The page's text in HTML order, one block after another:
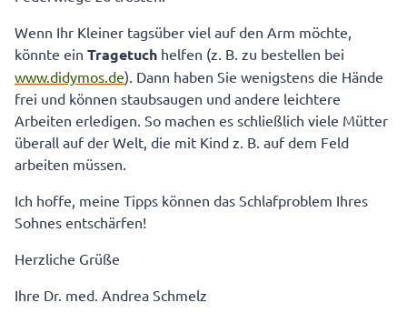
Wenn Ihr Kleiner tagsüber viel auf den Arm möchte,
könnte ein Tragetuch helfen (z. B. zu bestellen bei
www.didymos.de). Dann haben Sie wenigstens die Hände
frei und können staubsaugen und andere leichtere
Arbeiten erledigen. So machen es schließlich viele Mütter
überall auf der Welt, die mit Kind z. B. auf dem Feld
arbeiten müssen.
Ich hoffe, meine Tipps können das Schlafproblem Ihres
Sohnes entschärfen!
Herzliche Grüße
Ihre Dr. med. Andrea Schmelz